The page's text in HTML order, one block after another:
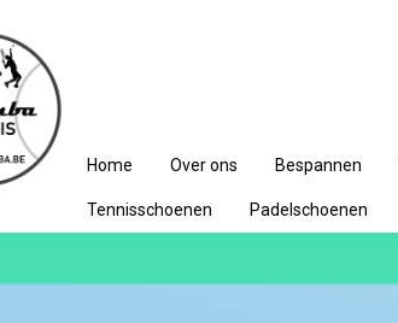
Home Over ons Bespannen
Tennisschoenen Padelschoenen